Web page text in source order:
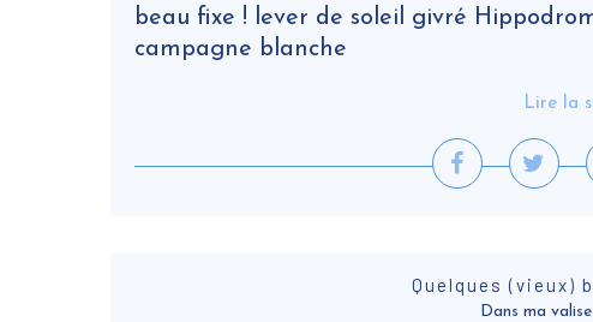
beau fixe ! lever de soleil givré
campagne blanche
Lire la
Quelques (vieux)
Dans ma